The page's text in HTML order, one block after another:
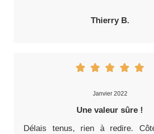
Thierry B.
Janvier 2022
Une valeur sûre !
Délais tenus, rien à redire.